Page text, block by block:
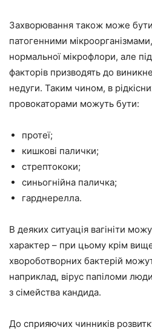
Захворювання також може
патогенними
нормальної мікрофлори, але
факторів призводять до
недуги. Таким чином, в
провокаторами можуть бути:
протеї;
кишкові палички;
стрептококи;
синьогнійна паличка;
гарднерелла.
В деяких ситуація вагініти
характер – при цьому крім
хвороботворних бактерій
наприклад, вірус папіломи
з сімейства кандида.
До сприяючих чинників